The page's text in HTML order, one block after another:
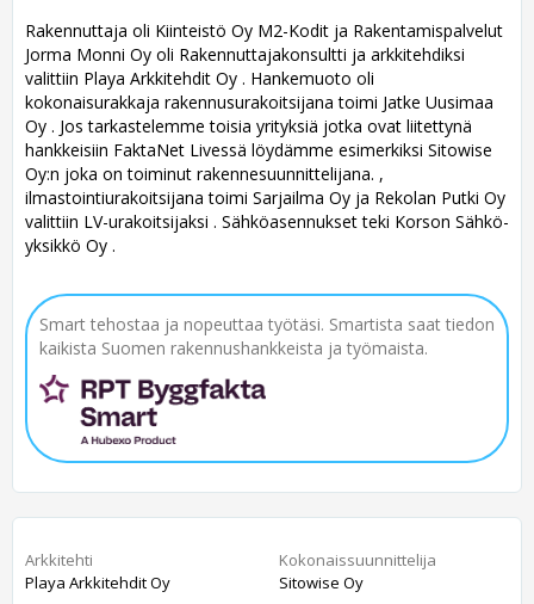
Rakennuttaja oli Kiinteistö Oy M2-Kodit ja Rakentamispalvelut
Jorma Monni Oy oli Rakennuttajakonsultti ja arkkitehdiksi
valittiin Playa Arkkitehdit Oy . Hankemuoto oli
kokonaisurakkaja rakennusurakoitsijana toimi Jatke Uusimaa
Oy . Jos tarkastelemme toisia yrityksiä jotka ovat liitettynä
hankkeisiin FaktaNet Livessä löydämme esimerkiksi Sitowise
Oy:n joka on toiminut rakennesuunnittelijana. ,
ilmastointiurakoitsijana toimi Sarjailma Oy ja Rekolan Putki Oy
valittiin LV-urakoitsijaksi . Sähköasennukset teki Korson Sähkö-
yksikkö Oy .
Smart tehostaa ja nopeuttaa työtäsi. Smartista saat tiedon
kaikista Suomen rakennushankkeista ja työmaista.
Arkkitehti
Playa Arkkitehdit Oy
Kokonaissuunnittelija
Sitowise Oy